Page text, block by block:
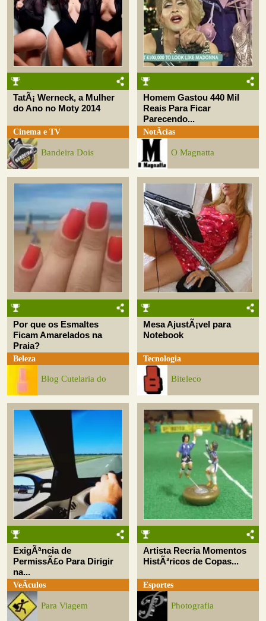
TatÃ¡ Werneck, a Mulher
do Ano no Moty 2014
Cinema e TV
Bandeira Dois
Homem Gastou 440 Mil
Reais Para Ficar
Parecendo...
NotÃ­cias
O Magnatta
Por que os Esmaltes
Ficam Amarelados na
Praia?
Beleza
Blog Cutelaria do
Mesa AjustÃ¡vel para
Notebook
Tecnologia
Biteleco
ExigÃªncia de
PermissÃ£o Para Dirigir
na...
VeÃ­culos
Para Viagem
Artista Recria Momentos
HistÃ³ricos de Copas...
Esportes
Photografia